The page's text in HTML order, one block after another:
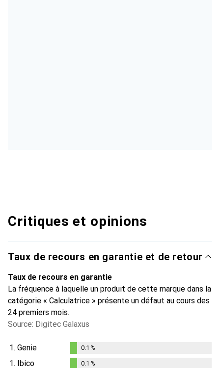
Critiques et opinions
Taux de recours en garantie et de retour
Taux de recours en garantie
La fréquence à laquelle un produit de cette marque dans la
catégorie « Calculatrice » présente un défaut au cours des
24 premiers mois.
Source: Digitec Galaxus
1. Genie
%
0.1 %
1. Ibico 0.1 %